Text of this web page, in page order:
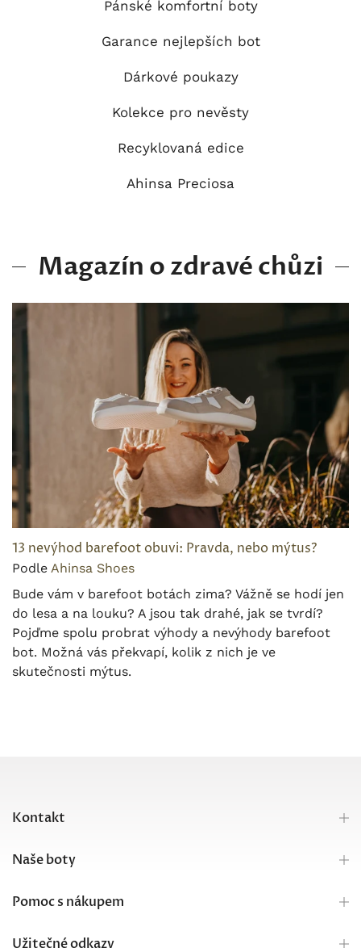
Pánské komfortní boty
Garance nejlepších bot
Dárkové poukazy
Kolekce pro nevěsty
Recyklovaná edice
Ahinsa Preciosa
Magazín o zdravé chůzi
13 nevýhod barefoot obuvi: Pravda, nebo mýtus?
Podle Ahinsa Shoes
Bude vám v barefoot botách zima? Vážně se hodí jen
do lesa a na louku? A jsou tak drahé, jak se tvrdí?
Pojďme spolu probrat výhody a nevýhody barefoot
bot. Možná vás překvapí, kolik z nich je ve
skutečnosti mýtus.
Kontakt
Naše boty
Pomoc s nákupem
Užitečné odkazy